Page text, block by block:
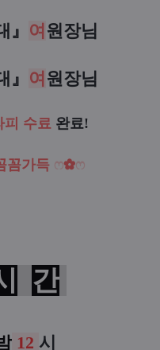
』 여 원장님
』 여 원장님
피 수료 완료!
꼼가득 ෆ✿ෆ
간
12 시